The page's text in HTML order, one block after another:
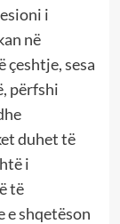
i
në
çeshtje, sesa
përfshi
duhet të
i
të
e shqetëson